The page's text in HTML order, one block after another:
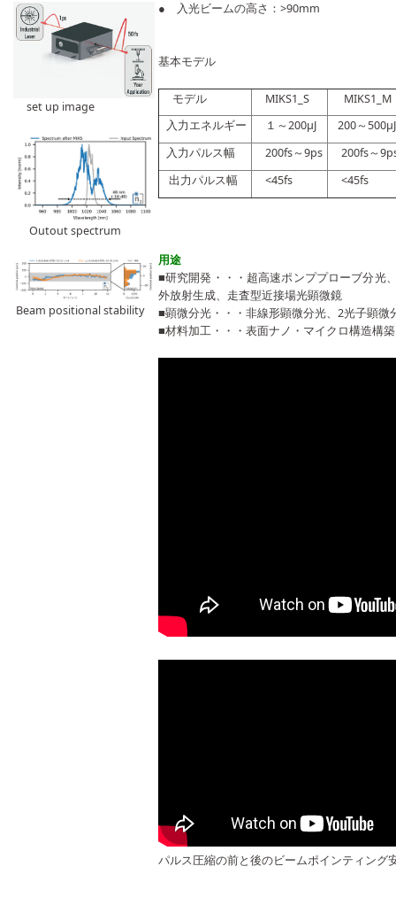
set up image
Outout spectrum
Beam positional stability
● 入光ビームの高さ：>90mm
基本モデル
モデル MIKS1_S
MIKS1_M
入力エネルギー
１～200μJ
200～
入力パルス幅
200fs～9ps
200fs～
出力パルス幅
<45fs <45fs
用途
■研究開発・・・超高速ポンププローブ分光
外放射生成、走査型近接場光顕微鏡
■顕微分光・・・非線形顕微分光、2光子顕微
■材料加工・・・表面ナノ・マイクロ構造構
パルス圧縮の前と後のビームポインティング